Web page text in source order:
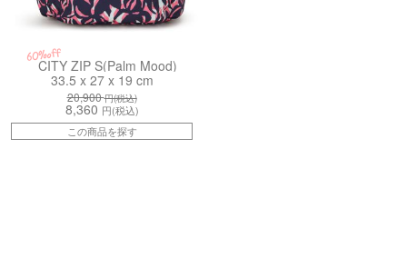
60%off
CITY ZIP S(Palm Mood)
33.5 x 27 x 19 cm
20,900円(税込)
8,360 円(税込)
この商品を探す